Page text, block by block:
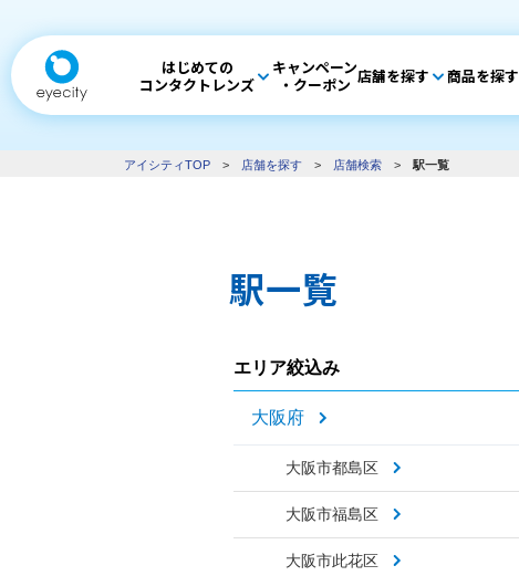
はじめての
コンタクトレンズ
キャンペーン
・クーポン 店舗を探す 商品を探す
アイシティTOP > 店舗を探す > 店舗検索 > 駅一覧
駅一覧
エリア絞込み
大阪府
大阪市都島区
大阪市福島区
大阪市此花区